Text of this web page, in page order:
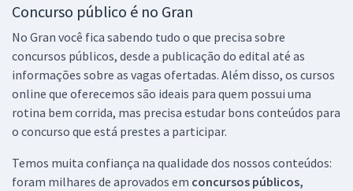
Concurso público é no Gran
No Gran você fica sabendo tudo o que precisa sobre
concursos públicos, desde a publicação do edital até as
informações sobre as vagas ofertadas. Além disso, os cursos
online que oferecemos são ideais para quem possui uma
rotina bem corrida, mas precisa estudar bons conteúdos para
o concurso que está prestes a participar.
Temos muita confiança na qualidade dos nossos conteúdos:
foram milhares de aprovados em concursos públicos,